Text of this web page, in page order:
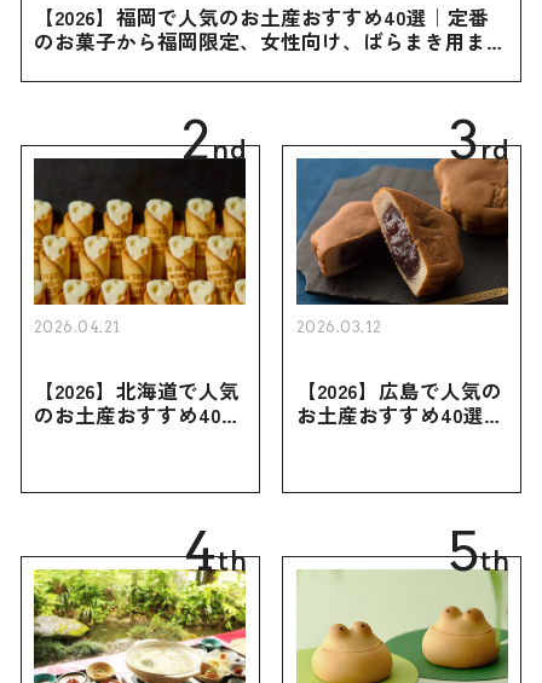
【2026】福岡で人気のお土産おすすめ40選｜定番
のお菓子から福岡限定、女性向け、ばらまき用まで
2nd
2026.04.21
【2026】北海道で人気
のお土産おすすめ40選
買えない限定品、女性
3rd
2026.03.12
【2026】広島で人気の
お土産おすすめ40選｜
き用、女性向けまで幅
4th 5th